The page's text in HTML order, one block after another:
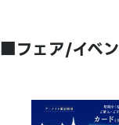
■フェア/イベ